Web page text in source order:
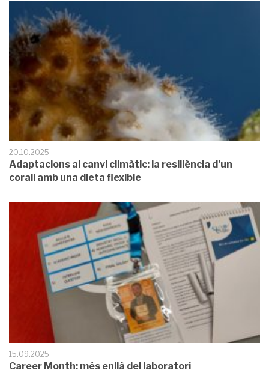
20.10.2025
Adaptacions al canvi climàtic: la resiliència d’un
corall amb una dieta flexible
15.09.2025
Career Month: més enllà del laboratori